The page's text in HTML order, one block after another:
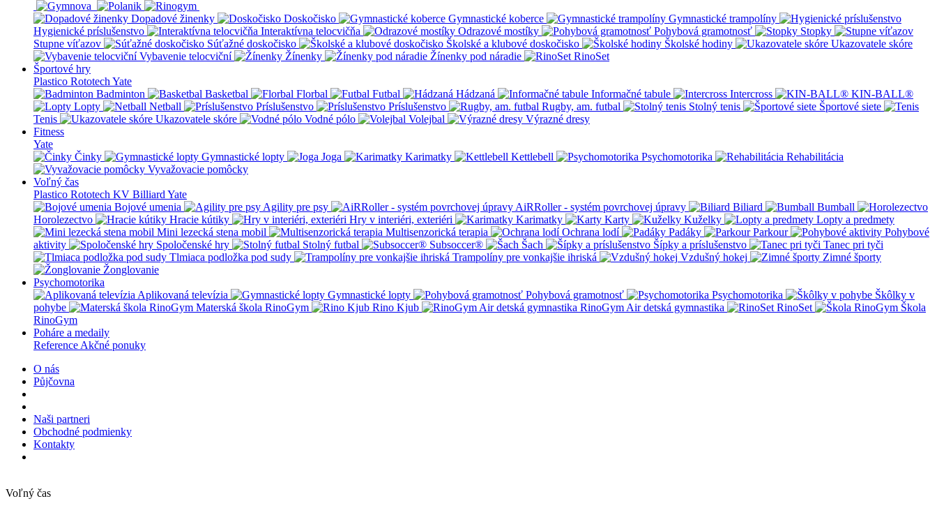
Dopadové žinenky Doskočisko Gymnastické koberce
Gymnastické trampolíny
Hygienické príslušenstvo
Interaktívna telocvičňa Odrazové mostíky Pohybová gramotnosť
Stopky
Stupne víťazov
Súťažné doskočisko Školské a klubové doskočisko Školské hodiny
Ukazovatele skóre
Vybavenie telocviční
Žínenky Žínenky pod náradie
RinoSet
Športové hry
Plastico Rototech Yate
Badminton
Basketbal Florbal Futbal Hádzaná Informačné tabule Intercross
KIN-BALL®
Lopty
Netball Príslušenstvo Príslušenstvo Rugby, am. futbal Stolný tenis
Športové siete
Tenis
Ukazovatele skóre Vodné pólo Volejbal
Výrazné dresy
Fitness
Yate
Činky
Gymnastické lopty Joga Karimatky Kettlebell Psychomotorika
Rehabilitácia
Vyvažovacie pomôcky
Voľný čas
Plastico Rototech KV Billiard Yate
Bojové umenia
Agility pre psy AiRRoller - systém povrchovej úpravy Biliard
Bumball
Horolezectvo
Hracie kútiky Hry v interiéri, exteriéri Karimatky Karty Kuželky
Lopty a predmety
Mini lezecká stena mobil
Multisenzorická terapia Ochrana lodí Padáky Parkour
Pohybové
aktivity
Spoločenské hry Stolný futbal Subsoccer® Šach Šípky a príslušenstvo
Tanec pri tyči
Tlmiaca podložka pod sudy
Trampolíny pre vonkajšie ihriská Vzdušný hokej
Zimné športy
Žonglovanie
Psychomotorika
Aplikovaná televízia
Gymnastické lopty Pohybová gramotnosť Psychomotorika
Škôlky v
pohybe
Materská škola RinoGym Rino Kjub RinoGym Air detská gymnastika RinoSet
Škola
RinoGym
Poháre a medaily
Reference Akčné ponuky
O nás
Půjčovna
Naši partneri
Obchodné podmienky
Kontakty
Voľný čas